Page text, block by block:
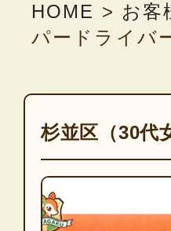
HOME > お客
パードライバ
杉並区（30代